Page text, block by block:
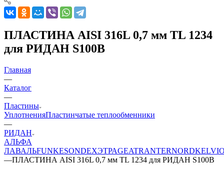
ПЛАСТИНА AISI 316L 0,7 мм TL 1234
для РИДАН S100B
Главная
—
Каталог
—
Пластины
УплотненияПластинчатые теплообменники
—
РИДАН
АЛЬФА
ЛАВАЛЬFUNKESONDEXЭТРАGEATRANTERNORD
—ПЛАСТИНА AISI 316L 0,7 мм TL 1234 для РИДАН S100B